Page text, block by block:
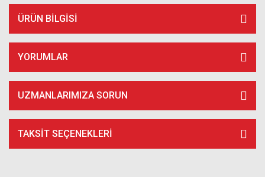
ÜRÜN BILGISI
YORUMLAR
UZMANLARIMIZA SORUN
TAKSIT SEÇENEKLERI